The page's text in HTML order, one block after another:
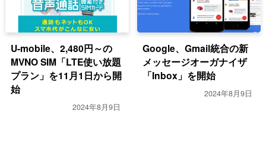
U-mobile、2,480円～の
MVNO SIM「LTE使い放題
プラン」を11月1日から開
始
2024年8月9日
Google、Gmail統合の新
メッセージオーガナイザ
「Inbox」を開始
2024年8月9日